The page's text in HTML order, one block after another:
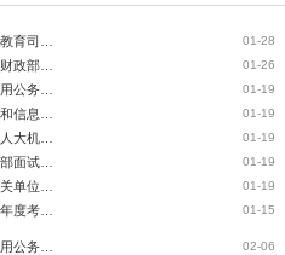
01-28
01-26
01-19
01-19
01-19
01-19
01-19
01-15
02-06